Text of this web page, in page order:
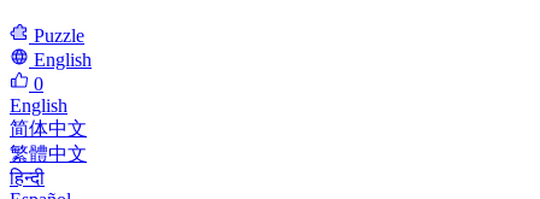
Puzzle
English
0
English
简体中文
繁體中文
हिन्दी